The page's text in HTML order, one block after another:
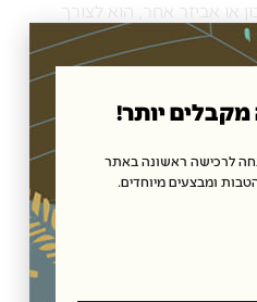
או אביזר אחר, הוא לצורך
לבית וכןמארזי שי
כנרת,
יותר!
ומבצעים מיוחדים.